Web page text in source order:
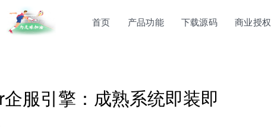
首页 产品功能 下载源码 商业授权
服引擎：成熟系统即装即